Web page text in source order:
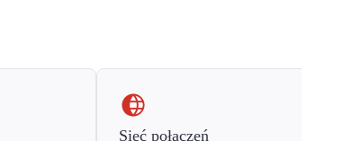
Sieć połączeń